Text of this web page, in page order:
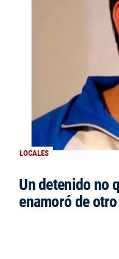
LOCALES
Un detenido no
enamoró de